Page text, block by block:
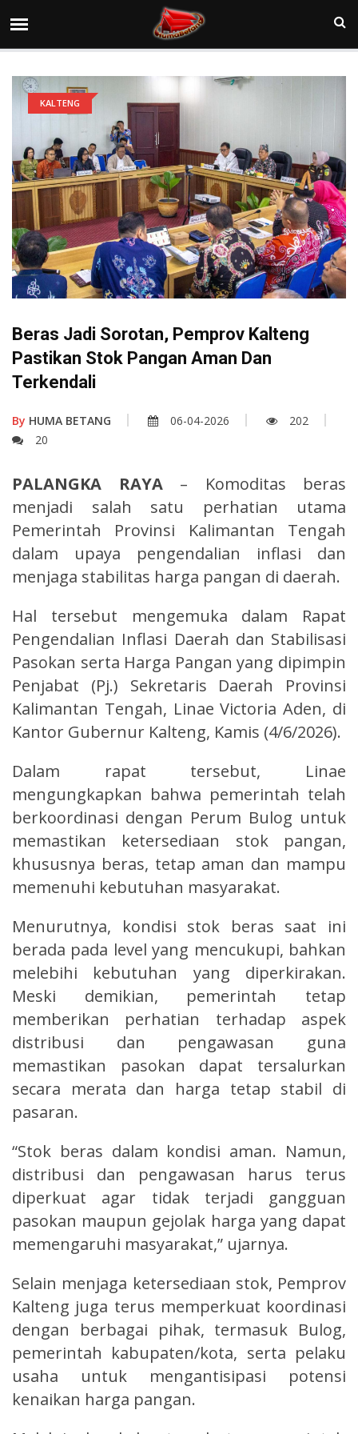
KALTENG
Beras Jadi Sorotan, Pemprov Kalteng
Pastikan Stok Pangan Aman Dan
Terkendali
By HUMA BETANG 06-04-2026
202
20
PALANGKA RAYA– Komoditas beras
menjadi salah satu perhatian utama
Pemerintah Provinsi Kalimantan Tengah
dalam upaya pengendalian inflasi dan
menjaga stabilitas harga pangan di daerah.
Hal tersebut mengemuka dalam Rapat
Pengendalian Inflasi Daerah dan Stabilisasi
Pasokan serta Harga Pangan yang dipimpin
Penjabat (Pj.) Sekretaris Daerah Provinsi
Kalimantan Tengah, Linae Victoria Aden, di
Kantor Gubernur Kalteng, Kamis (4/6/2026).
Dalam rapat tersebut, Linae
mengungkapkan bahwa pemerintah telah
berkoordinasi dengan Perum Bulog untuk
memastikan ketersediaan stok pangan,
khususnya beras, tetap aman dan mampu
memenuhi kebutuhan masyarakat.
Menurutnya, kondisi stok beras saat ini
berada pada level yang mencukupi, bahkan
melebihi kebutuhan yang diperkirakan.
Meski demikian, pemerintah tetap
memberikan perhatian terhadap aspek
distribusi dan pengawasan guna
memastikan pasokan dapat tersalurkan
secara merata dan harga tetap stabil di
pasaran.
“Stok beras dalam kondisi aman. Namun,
distribusi dan pengawasan harus terus
diperkuat agar tidak terjadi gangguan
pasokan maupun gejolak harga yang dapat
memengaruhi masyarakat,” ujarnya.
Selain menjaga ketersediaan stok, Pemprov
Kalteng juga terus memperkuat koordinasi
dengan berbagai pihak, termasuk Bulog,
pemerintah kabupaten/kota, serta pelaku
usaha untuk mengantisipasi potensi
kenaikan harga pangan.